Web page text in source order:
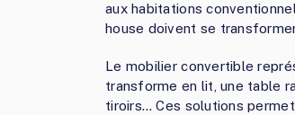
aux habitations
house doivent se
Le mobilier convertible
transforme en lit, une table
tiroirs… Ces solutions